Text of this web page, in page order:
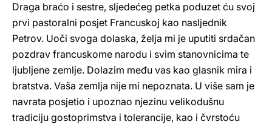
Draga braćo i sestre, sljedećeg petka poduzet ću svoj
prvi pastoralni posjet Francuskoj kao nasljednik
Petrov. Uoči svoga dolaska, želja mi je uputiti srdačan
pozdrav francuskome narodu i svim stanovnicima te
ljubljene zemlje. Dolazim među vas kao glasnik mira i
bratstva. Vaša zemlja nije mi nepoznata. U više sam je
navrata posjetio i upoznao njezinu velikodušnu
tradiciju gostoprimstva i tolerancije, kao i čvrstoću